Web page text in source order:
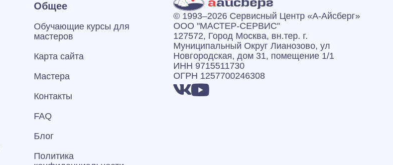
Общее
Обучающие курсы для
мастеров
Карта сайта
Мастера
Контакты
FAQ
Блог
Политика
© 1993–2026 Сервисный Центр «А‑Айсберг»
ООО "МАСТЕР-СЕРВИС"
127572, Город Москва, вн.тер. г.
Муниципальный Округ Лианозово, ул
Новгородская, дом 31, помещение 1/1
ИНН 9715511730
ОГРН 1257700246308